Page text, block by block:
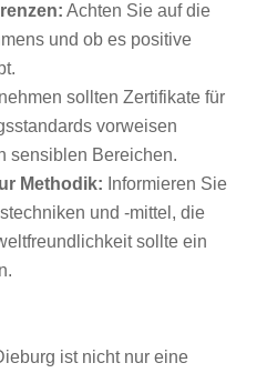
Achten Sie auf die
und ob es positive
sollten Zertifikate für
vorweisen
sensiblen Bereichen.
Methodik: Informieren Sie
und -mittel, die
sollte ein
ist nicht nur eine